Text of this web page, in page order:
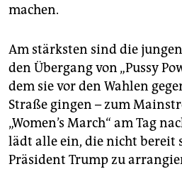
machen.
Am stärksten sind die
den Übergang von „Pussy
dem sie vor den Wahlen
Straße gingen – zum
„Women’s March“ am Tag
lädt alle ein, die nicht bereit
Präsident Trump zu